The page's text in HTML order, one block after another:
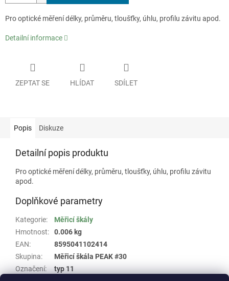
Pro optické měření délky, průměru, tloušťky, úhlu, profilu závitu apod.
Detailní informace
ZEPTAT SE HLÍDAT SDÍLET
Popis Diskuze
Detailní popis produktu
Pro optické měření délky, průměru, tloušťky, úhlu, profilu závitu
apod.
Doplňkové parametry
Kategorie:
Měřicí škály
Hmotnost:
0.006 kg
EAN:
8595041102414
Skupina:
Měřicí škála PEAK #30
Označení:
typ 11